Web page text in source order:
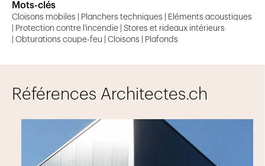
Faux plafonds suspendus (bois, métal, fibre,
plâtre)
sanitaires et box autonomes)
PET recyclé
Ilots acoustiques
Habillages muraux acoustiques en bois
Mots-clés
Cloisons mobiles | Planchers techniques | Eléments acoustiques
| Protection contre l'incendie | Stores et rideaux intérieurs
| Obturations coupe-feu | Cloisons | Plafonds
Références Architectes.ch